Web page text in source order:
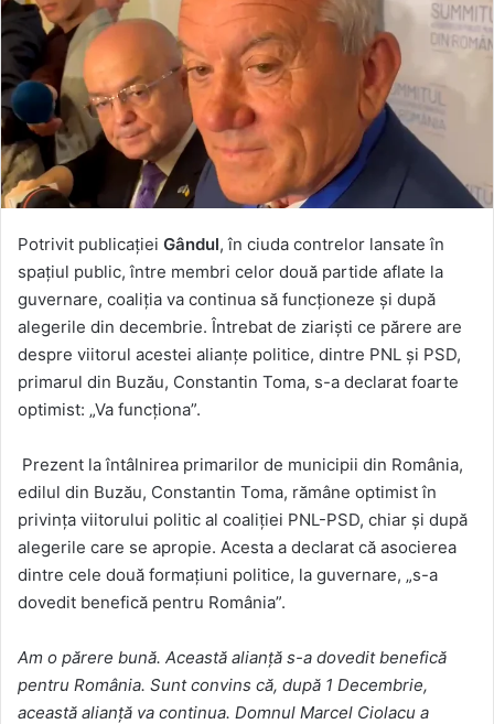
Potrivit publicației Gândul, în ciuda contrelor lansate în
spațiul public, între membri celor două partide aflate la
guvernare, coaliția va continua să funcționeze și după
alegerile din decembrie. Întrebat de ziariști ce părere are
despre viitorul acestei alianțe politice, dintre PNL și PSD,
primarul din Buzău, Constantin Toma, s-a declarat foarte
optimist: „Va funcționa”.
Prezent la întâlnirea primarilor de municipii din România,
edilul din Buzău, Constantin Toma, rămâne optimist în
privința viitorului politic al coaliției PNL-PSD, chiar și după
alegerile care se apropie. Acesta a declarat că asocierea
dintre cele două formațiuni politice, la guvernare, „s-a
dovedit benefică pentru România”.
Am o părere bună. Această alianță s-a dovedit benefică
pentru România. Sunt convins că, după 1 Decembrie,
această alianță va continua. Domnul Marcel Ciolacu a